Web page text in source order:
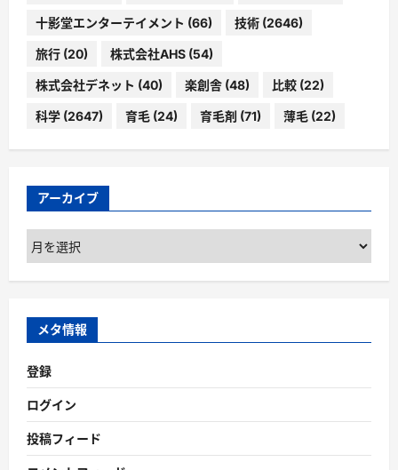
十影堂エンターテイメント (66) 技術 (2646)
旅行 (20) 株式会社AHS (54)
株式会社デネット (40) 楽創舎 (48) 比較 (22)
科学 (2647) 育毛 (24) 育毛剤 (71) 薄毛 (22)
アーカイブ
ア
ー
カ
ブ
メタ情報
登録
ログイン
投稿フィード